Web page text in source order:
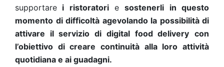
supportare i ristoratoriesostenerli in questo
momento di difficoltà agevolando la possibilità di
attivare il servizio di digital food delivery con
l’obiettivo di creare continuità alla loro attività
quotidiana e ai guadagni.